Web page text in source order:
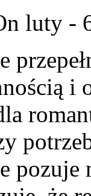
luty -
i
pozuje